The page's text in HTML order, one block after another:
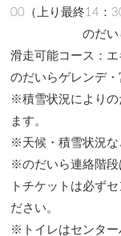
00（上り最終14：
のだいら第
滑走可能コース：
のだいらゲレンデ・
※積雪状況によりの
ます。
※天候・積雪状況な
※のだいら連絡階段
トチケットは必ず
ださい。
※トイレはセンター